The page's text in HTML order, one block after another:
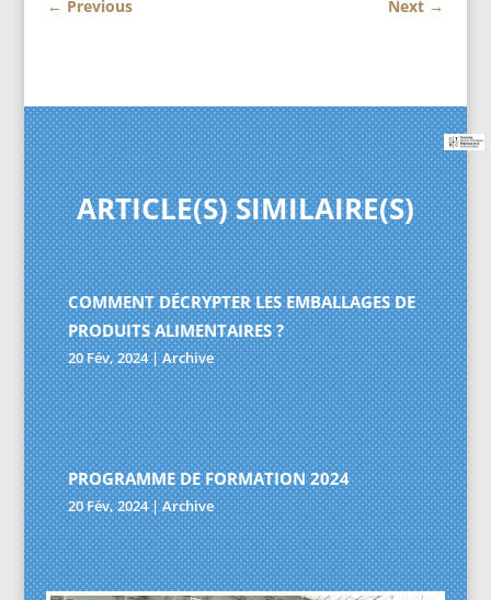
← Previous Next →
ARTICLE(S) SIMILAIRE(S)
COMMENT DÉCRYPTER LES EMBALLAGES DE
PRODUITS ALIMENTAIRES ?
20 Fév, 2024|Archive
PROGRAMME DE FORMATION 2024
20 Fév, 2024|Archive